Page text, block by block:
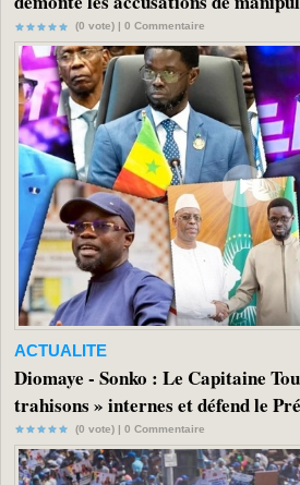
(0 vote) | 0 Commentaire
ACTUALITE
Diomaye - Sonko : Le Capitaine
trahisons » internes et défend le
(0 vote) | 0 Commentaire